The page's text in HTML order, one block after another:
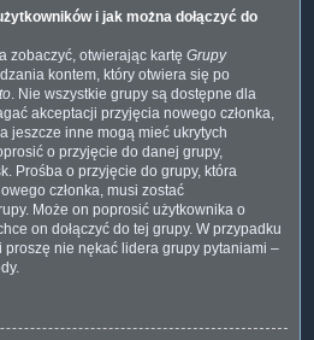
i jak można dołączyć do
zobaczyć, otwierając kartę Grupy
kontem, który otwiera się po
. Nie wszystkie grupy są dostępne dla
akceptacji przyjęcia nowego członka,
jeszcze inne mogą mieć ukrytych
o przyjęcie do danej grupy,
Prośba o przyjęcie do grupy, która
członka, musi zostać
Może on poprosić użytkownika o
on dołączyć do tej grupy. W przypadku
nie nękać lidera grupy pytaniami –